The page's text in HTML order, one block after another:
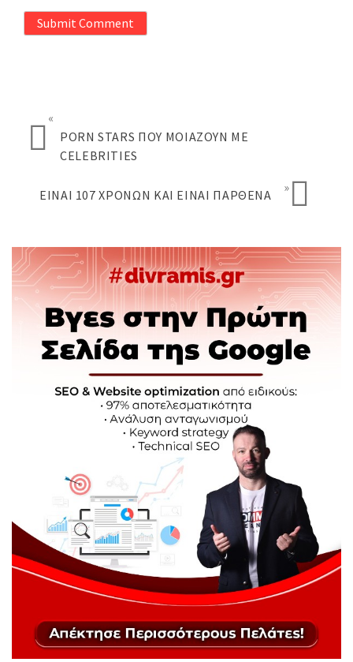
Submit Comment
«
PORN STARS ΠΟΥ ΜΟΙΆΖΟΥΝ ΜΕ
CELEBRITIES
ΕΊΝΑΙ 107 ΧΡΟΝΏΝ ΚΑΙ ΕΊΝΑΙ ΠΑΡΘΈΝΑ »